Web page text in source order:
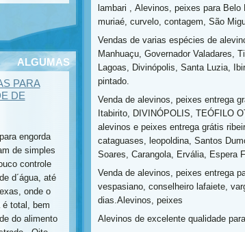
lambari , Alevinos, peixes para Belo
muriaé, curvelo, contagem, São
Vendas de varias espécies de
Manhuaçu, Governador Valadares,
Lagoas, Divinópolis, Santa Luzia,
pintado.
Venda de alevinos, peixes entrega
Itabirito, DIVINÓPOLIS, TEÓFILO
alevinos e peixes entrega grátis
cataguases, leopoldina, Santos
Soares, Carangola, Ervália, Espera
Venda de alevinos, peixes entrega
vespasiano, conselheiro lafaiete,
dias.Alevinos, peixes
Alevinos de excelente qualidade
ALGUMAS
ENGORDA
PARA
DE
engorda
de simples
controle
d´água, até
onde o
é total, bem
do alimento